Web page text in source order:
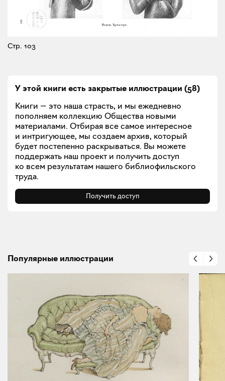
Стр. 103
У этой книги есть закрытые иллюстрации (58)
Книги — это наша страсть, и мы ежедневно
пополняем коллекцию Общества новыми
материалами. Отбирая все самое интересное
и интригующее, мы создаем архив, который
будет постепенно раскрываться. Вы можете
поддержать наш проект и получить доступ
ко всем результатам нашего библиофильского
труда.
Получить доступ
Популярные иллюстрации